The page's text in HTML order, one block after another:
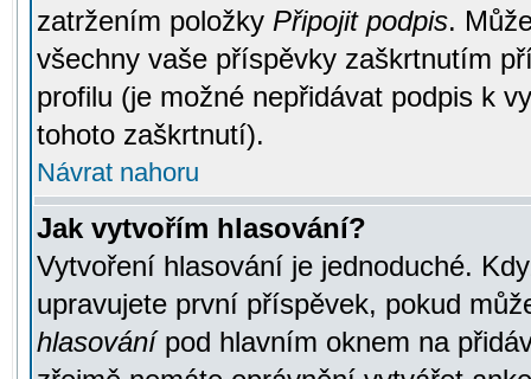
zatržením položky Připojit podpis.
všechny vaše příspěvky zaškrtnutím
profilu (je možné nepřidávat podpis k
tohoto zaškrtnutí).
Návrat nahoru
Jak vytvořím hlasování?
Vytvoření hlasování je jednoduché.
upravujete první příspěvek, pokud
hlasovánípod hlavním oknem na